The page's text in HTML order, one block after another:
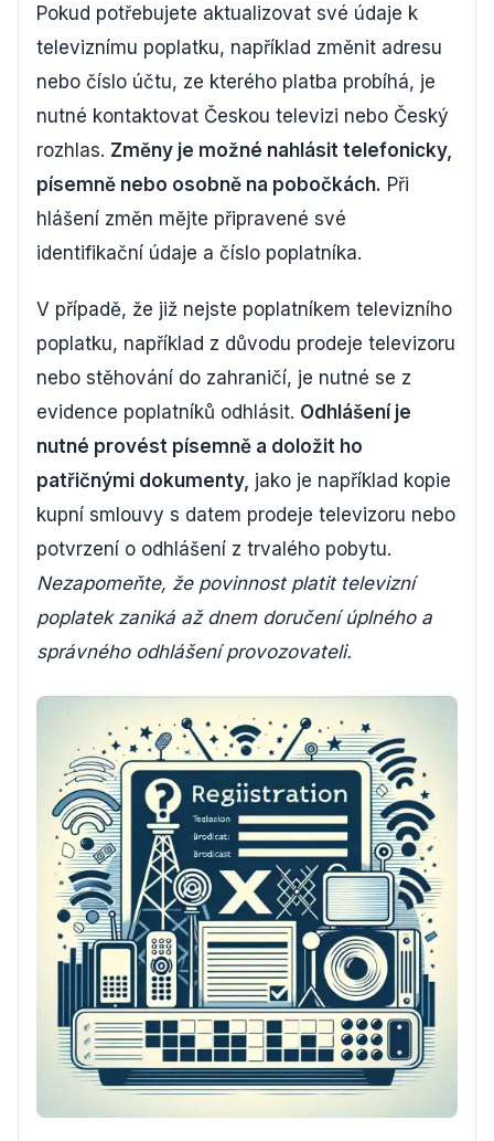
Pokud potřebujete aktualizovat své údaje k
televiznímu poplatku, například změnit adresu
nebo číslo účtu, ze kterého platba probíhá, je
nutné kontaktovat Českou televizi nebo Český
rozhlas. Změny je možné nahlásit telefonicky,
písemně nebo osobně na pobočkách. Při
hlášení změn mějte připravené své
identifikační údaje a číslo poplatníka.
V případě, že již nejste poplatníkem televizního
poplatku, například z důvodu prodeje televizoru
nebo stěhování do zahraničí, je nutné se z
evidence poplatníků odhlásit. Odhlášení je
nutné provést písemně a doložit ho
patřičnými dokumenty, jako je například kopie
kupní smlouvy s datem prodeje televizoru nebo
potvrzení o odhlášení z trvalého pobytu.
Nezapomeňte, že povinnost platit televizní
poplatek zaniká až dnem doručení úplného a
správného odhlášení provozovateli.